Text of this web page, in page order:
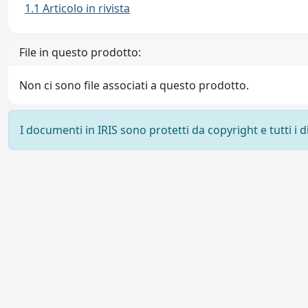
1.1 Articolo in rivista
File in questo prodotto:
Non ci sono file associati a questo prodotto.
I documenti in IRIS sono protetti da copyright e tutti i